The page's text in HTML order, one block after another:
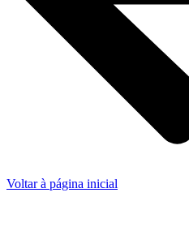
Voltar à página inicial